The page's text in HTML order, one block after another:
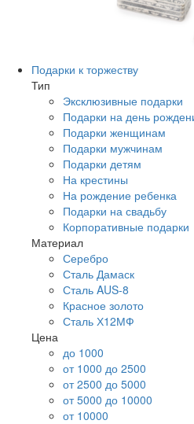
Подарки к торжеству
Тип
Эксклюзивные подарки
Подарки на день
Подарки женщинам
Подарки мужчинам
Подарки детям
На крестины
На рождение ребенка
Подарки на свадьбу
Корпоративные подарки
Материал
Серебро
Сталь Дамаск
Сталь AUS-8
Красное золото
Сталь Х12МФ
Цена
до 1000
от 1000 до 2500
от 2500 до 5000
от 5000 до 10000
от 10000